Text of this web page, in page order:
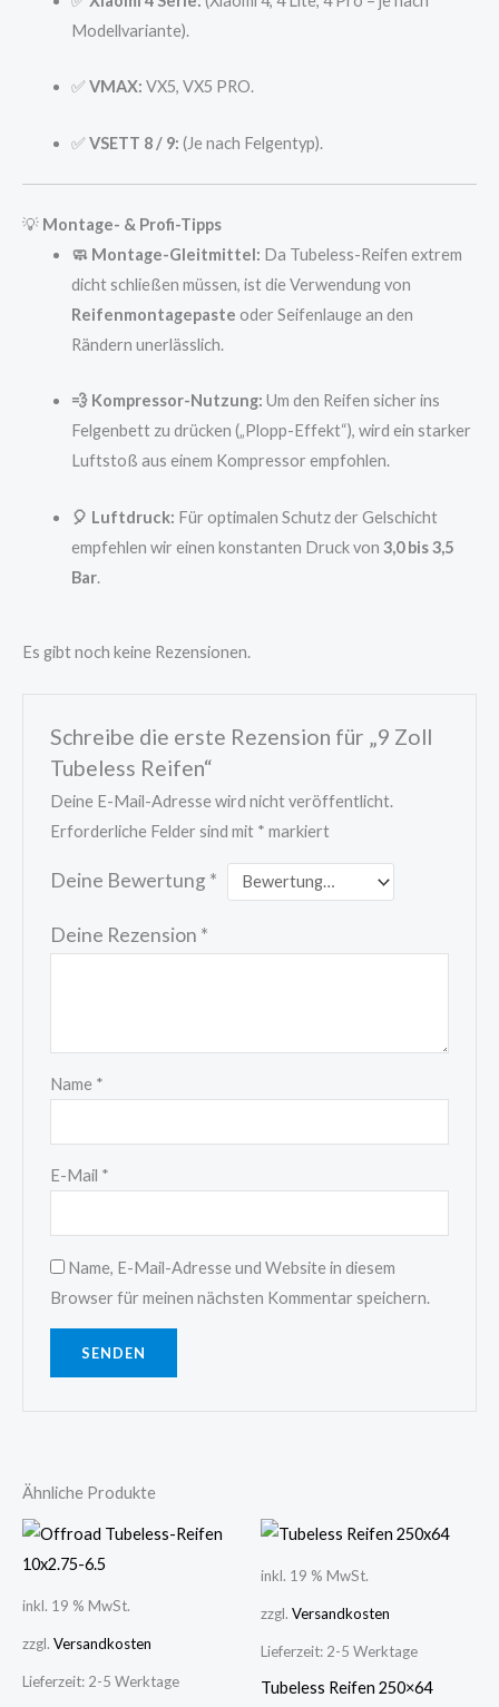
Modellvariante).
✅ VMAX: VX5, VX5 PRO.
✅ VSETT 8 / 9: (Je nach Felgentyp).
💡 Montage- & Profi-Tipps
🧼 Montage-Gleitmittel: Da Tubeless-Reifen extrem
dicht schließen müssen, ist die Verwendung von
Reifenmontagepaste oder Seifenlauge an den
Rändern unerlässlich.
💨 Kompressor-Nutzung: Um den Reifen sicher ins
Felgenbett zu drücken („Plopp-Effekt“), wird ein starker
Luftstoß aus einem Kompressor empfohlen.
🎈 Luftdruck: Für optimalen Schutz der Gelschicht
empfehlen wir einen konstanten Druck von 3,0 bis 3,5
Bar.
Es gibt noch keine Rezensionen.
Schreibe die erste Rezension für „9 Zoll
Tubeless Reifen“
Deine E-Mail-Adresse wird nicht veröffentlicht.
Erforderliche Felder sind mit * markiert
Deine Bewertung *
Deine Rezension *
Name *
E-Mail *
Name, E-Mail-Adresse und Website in diesem
Browser für meinen nächsten Kommentar speichern.
Ähnliche Produkte
inkl. 19 % MwSt.
zzgl. Versandkosten
Lieferzeit: 2-5 Werktage
inkl. 19 % MwSt.
zzgl. Versandkosten
Lieferzeit: 2-5 Werktage
Tubeless Reifen 250×64